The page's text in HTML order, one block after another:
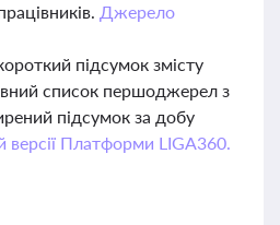
Джерело
підсумок змісту
список першоджерел з
підсумок за добу
версії Платформи LIGA360.